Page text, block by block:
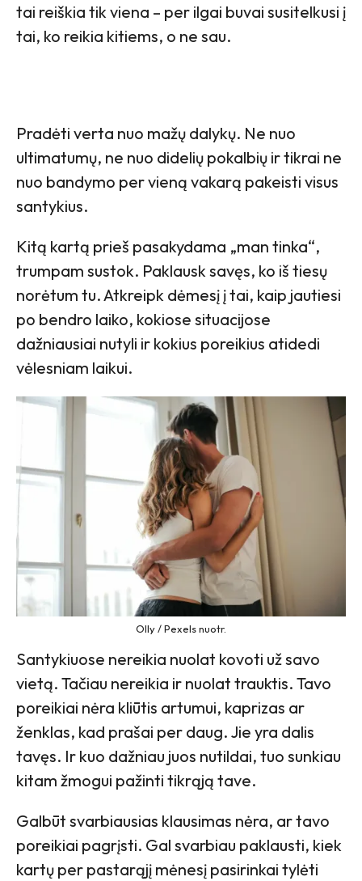
tai reiškia tik viena – per ilgai buvai susitelkusi į
tai, ko reikia kitiems, o ne sau.
Pradėti verta nuo mažų dalykų. Ne nuo
ultimatumų, ne nuo didelių pokalbių ir tikrai ne
nuo bandymo per vieną vakarą pakeisti visus
santykius.
Kitą kartą prieš pasakydama „man tinka“,
trumpam sustok. Paklausk savęs, ko iš tiesų
norėtum tu. Atkreipk dėmesį į tai, kaip jautiesi
po bendro laiko, kokiose situacijose
dažniausiai nutyli ir kokius poreikius atidedi
vėlesniam laikui.
Olly / Pexels nuotr.
Santykiuose nereikia nuolat kovoti už savo
vietą. Tačiau nereikia ir nuolat trauktis. Tavo
poreikiai nėra kliūtis artumui, kaprizas ar
ženklas, kad prašai per daug. Jie yra dalis
tavęs. Ir kuo dažniau juos nutildai, tuo sunkiau
kitam žmogui pažinti tikrąją tave.
Galbūt svarbiausias klausimas nėra, ar tavo
poreikiai pagrįsti. Gal svarbiau paklausti, kiek
kartų per pastarąjį mėnesį pasirinkai tylėti